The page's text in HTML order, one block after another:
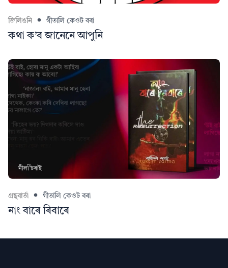
জিলিঙনি গীতালি কেওট বৰা
কথা ক’ব জানেনে আপুনি
গ্ৰন্থবাৰ্তা গীতালি কেওট বৰা
নাং বাৰে ৰিবাৰে